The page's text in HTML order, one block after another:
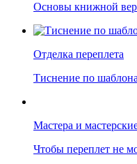
Основы книжной
Отделка переплета
Тиснение по
Мастера и
Чтобы переплет не